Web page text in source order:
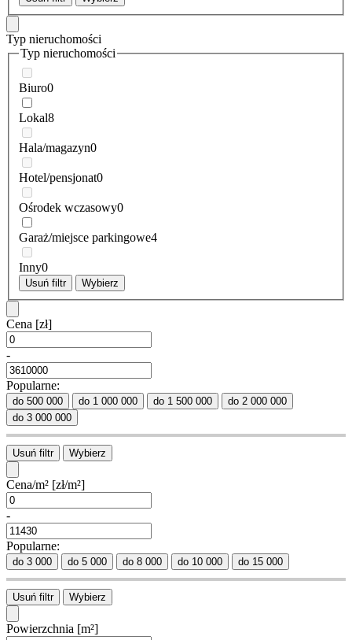
Typ nieruchomości
Typ nieruchomości
Biuro0
Lokal8
Hala/magazyn0
Hotel/pensjonat0
Ośrodek wczasowy0
Garaż/miejsce parkingowe4
Inny0
Usuń filtr Wybierz
Cena [zł]
-
Popularne:
do 500 000 do 1 000 000 do 1 500 000
do 2 000 000
do 3 000 000
Usuń filtr Wybierz
Cena/m² [zł/m²]
-
Popularne:
do 3 000 do 5 000 do 8 000 do 10 000 do 15 000
Usuń filtr Wybierz
Powierzchnia [m²]